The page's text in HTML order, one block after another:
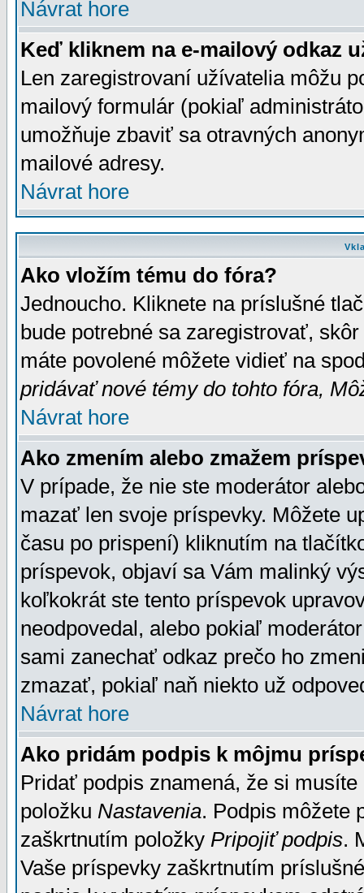
Návrat hore
Keď kliknem na e-mailový odkaz
Len zaregistrovaní užívatelia môžu
mailový formulár (pokiaľ
umožňuje zbaviť sa otravných
mailové adresy.
Návrat hore
Ako vložím tému do fóra?
Jednoucho. Kliknete na príslušné
bude potrebné sa zaregistrovať,
máte povolené môžete vidieť na
pridávať nové témy do tohto fóra,
Návrat hore
Ako zmením alebo zmažem
V prípade, že nie ste moderátor
mazať len svoje príspevky. Môžete
času po prispení) kliknutím na
príspevok, objaví sa Vám malinký
koľkokrát ste tento príspevok
neodpovedal, alebo pokiaľ
sami zanechať odkaz prečo ho
zmazať, pokiaľ naň niekto už
Návrat hore
Ako pridám podpis k môjmu
Pridať podpis znamená, že si
položku Nastavenia. Podpis môžete
zaškrtnutím položky Pripojiť podpis.
Vaše príspevky zaškrtnutím